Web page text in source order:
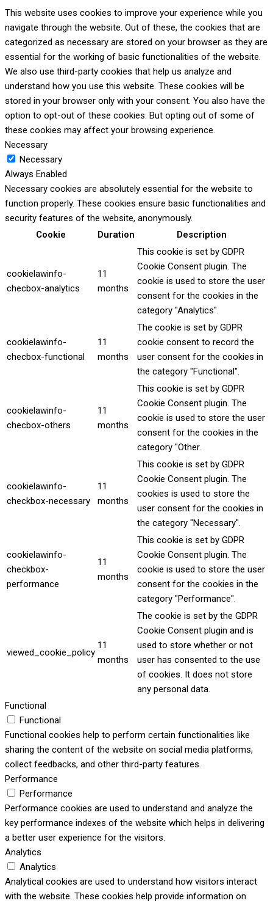
This website uses cookies to improve your experience while you
navigate through the website. Out of these, the cookies that are
categorized as necessary are stored on your browser as they are
essential for the working of basic functionalities of the website.
We also use third-party cookies that help us analyze and
understand how you use this website. These cookies will be
stored in your browser only with your consent. You also have the
option to opt-out of these cookies. But opting out of some of
these cookies may affect your browsing experience.
Necessary
Necessary
Always Enabled
Necessary cookies are absolutely essential for the website to
function properly. These cookies ensure basic functionalities and
security features of the website, anonymously.
Cookie
Duration Description
cookielawinfo-
checbox-analytics
11
months
This cookie is set by GDPR
Cookie Consent plugin. The
cookie is used to store the user
consent for the cookies in the
category "Analytics".
cookielawinfo-
checbox-functional
11
months
The cookie is set by GDPR
cookie consent to record the
user consent for the cookies in
the category "Functional".
cookielawinfo-
checbox-others
11
months
This cookie is set by GDPR
Cookie Consent plugin. The
cookie is used to store the user
consent for the cookies in the
category "Other.
cookielawinfo-
checkbox-necessary
11
months
This cookie is set by GDPR
Cookie Consent plugin. The
cookies is used to store the
user consent for the cookies in
the category "Necessary".
cookielawinfo-
checkbox-
performance
11
months
This cookie is set by GDPR
Cookie Consent plugin. The
cookie is used to store the user
consent for the cookies in the
category "Performance".
viewed_cookie_policy
11
months
The cookie is set by the GDPR
Cookie Consent plugin and is
used to store whether or not
user has consented to the use
of cookies. It does not store
any personal data.
Functional
Functional
Functional cookies help to perform certain functionalities like
sharing the content of the website on social media platforms,
collect feedbacks, and other third-party features.
Performance
Performance
Performance cookies are used to understand and analyze the
key performance indexes of the website which helps in delivering
a better user experience for the visitors.
Analytics
Analytics
Analytical cookies are used to understand how visitors interact
with the website. These cookies help provide information on